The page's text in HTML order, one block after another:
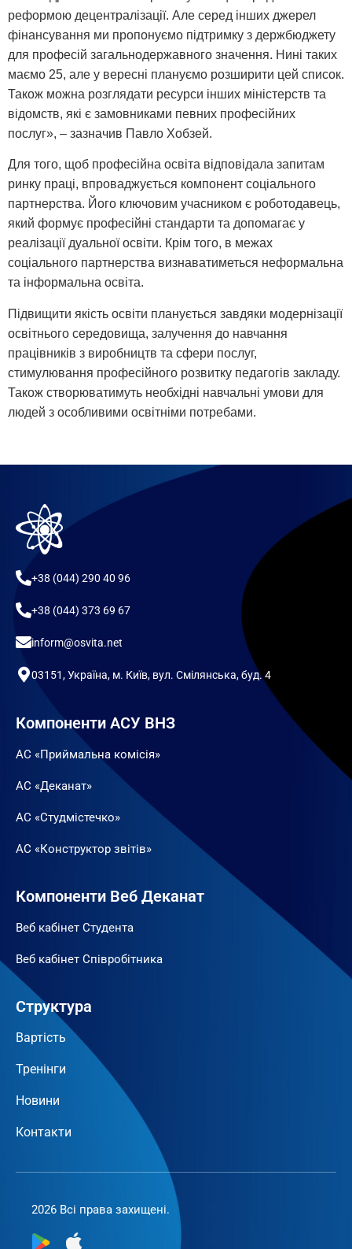
реформою децентралізації. Але серед інших джерел
фінансування ми пропонуємо підтримку з держбюджету
для професій загальнодержавного значення. Нині таких
маємо 25, але у вересні плануємо розширити цей список.
Також можна розглядати ресурси інших міністерств та
відомств, які є замовниками певних професійних
послуг», – зазначив Павло Хобзей.
Для того, щоб професійна освіта відповідала запитам
ринку праці, впроваджується компонент соціального
партнерства. Його ключовим учасником є роботодавець,
який формує професійні стандарти та допомагає у
реалізації дуальної освіти. Крім того, в межах
соціального партнерства визнаватиметься неформальна
та інформальна освіта.
Підвищити якість освіти планується завдяки модернізації
освітнього середовища, залучення до навчання
працівників з виробництв та сфери послуг,
стимулювання професійного розвитку педагогів закладу.
Також створюватимуть необхідні навчальні умови для
людей з особливими освітніми потребами.
+38 (044) 290 40 96
+38 (044) 373 69 67
inform@osvita.net
03151, Україна, м. Київ, вул. Смілянська, буд. 4
Компоненти АСУ ВНЗ
АС «Приймальна комісія»
АС «Деканат»
АС «Студмістечко»
АС «Конструктор звітів»
Компоненти Веб Деканат
Веб кабінет Студента
Веб кабінет Співробітника
Структура
Вартість
Тренінги
Новини
Контакти
2026 Всі права захищені.